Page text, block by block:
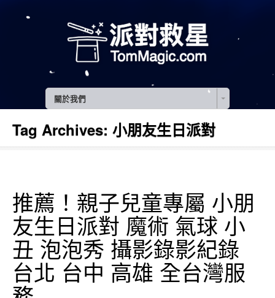
關於我們
Tag Archives: 小朋友生日派對
推薦！親子兒童專屬 小朋
友生日派對 魔術 氣球 小
丑 泡泡秀 攝影錄影紀錄
台北 台中 高雄 全台灣服